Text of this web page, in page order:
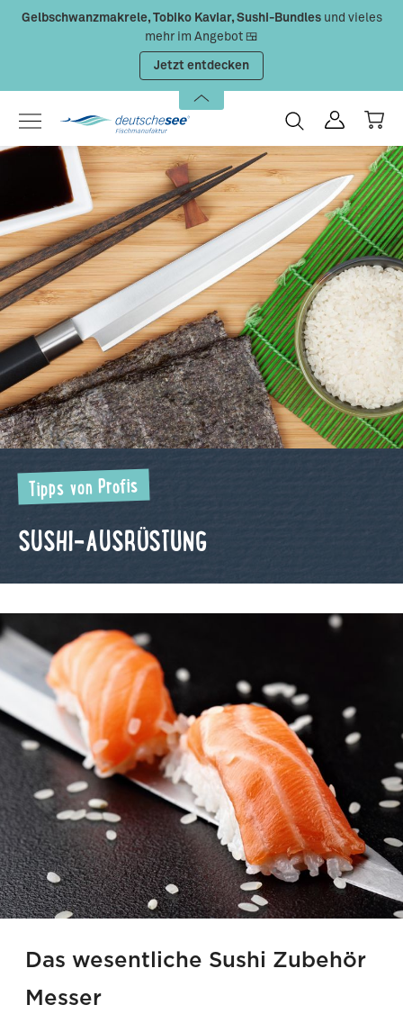
Zum Hauptinhalt springen
Gelbschwanzmakrele, Tobiko Kaviar, Sushi-Bundlesund vieles
mehr im Angebot 🍱
Jetzt entdecken
Tipps von Profis
SUSHI-AUSRÜSTUNG
Das wesentliche Sushi Zubehör
Messer